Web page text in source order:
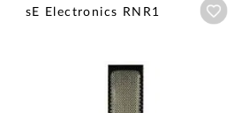
Añadir a wishlist
sE Electronics RNR1